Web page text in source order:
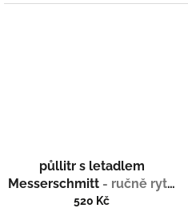
půllitr s letadlem
Messerschmitt - ručně ryté
(broušené)
520 Kč